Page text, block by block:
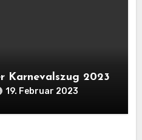
Karnevalszug 2023
19. Februar 2023